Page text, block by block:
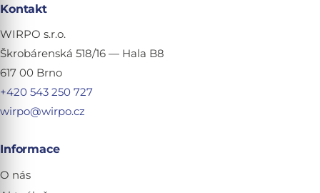
Kontakt
WIRPO s.r.o.
Škrobárenská 518/16 — Hala B8
617 00 Brno
+420 543 250 727
wirpo@wirpo.cz
Informace
O nás